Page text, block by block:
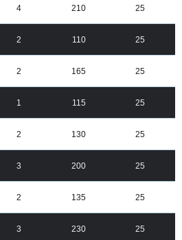
4 210 25
2 110 25
2 165 25
1 115 25
2 130 25
3 200 25
2 135 25
3 230 25